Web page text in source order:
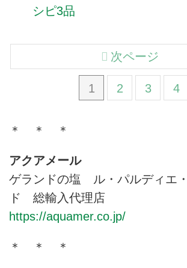
シピ3品
1 2 3 4
次ページ
＊ ＊ ＊
アクアメール
ゲランドの塩 ル・パルディエ
ド 総輸入代理店
https://aquamer.co.jp/
＊ ＊ ＊